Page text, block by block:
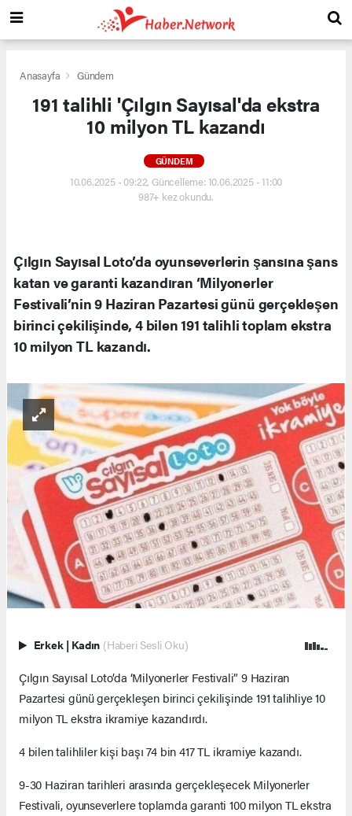
Anasayfa Gündem
191 talihli 'Çılgın Sayısal'da ekstra
10 milyon TL kazandı
GÜNDEM
10.06.2025 - 09:22, Güncelleme: 10.06.2025 - 11:00
987+ kez okundu.
Çılgın Sayısal Loto’da oyunseverlerin şansına şans
katan ve garanti kazandıran ‘Milyonerler
Festivali’nin 9 Haziran Pazartesi günü gerçekleşen
birinci çekilişinde, 4 bilen 191 talihli toplam ekstra
10 milyon TL kazandı.
Erkek | Kadın (Haberi Sesli Oku)
Çılgın Sayısal Loto’da ‘Milyonerler Festivali” 9 Haziran
Pazartesi günü gerçekleşen birinci çekilişinde 191 talihliye 10
milyon TL ekstra ikramiye kazandırdı.
4 bilen talihliler kişi başı 74 bin 417 TL ikramiye kazandı.
9-30 Haziran tarihleri arasında gerçekleşecek Milyonerler
Festivali, oyunseverlere toplamda garanti 100 milyon TL ekstra